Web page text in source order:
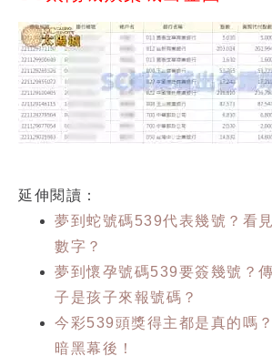
延伸閱讀：
夢到蛇號碼539代表幾號？看
數字？
夢到懷孕號碼539要簽幾號？
子是孩子來報號碼？
今彩539頭獎得主都是真的嗎
暗黑幕後！